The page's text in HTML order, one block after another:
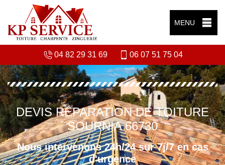
MENU
04 82 29 31 69 06 07 51 75 04
DEVIS RÉPARATION DE TOITURE
SOURNIA 66730
Nous intervenons 24h/24 sur 7j/7 en cas
d'urgence